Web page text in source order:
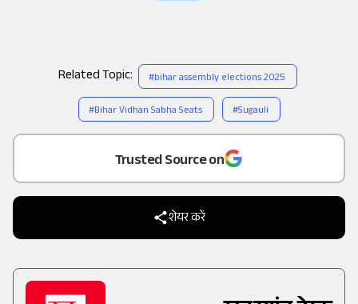
Add
as a
Trusted Source on
शेयर करें
Related Topic: #bihar assembly elections 2025
#Bihar Vidhan Sabha Seats #Sugauli